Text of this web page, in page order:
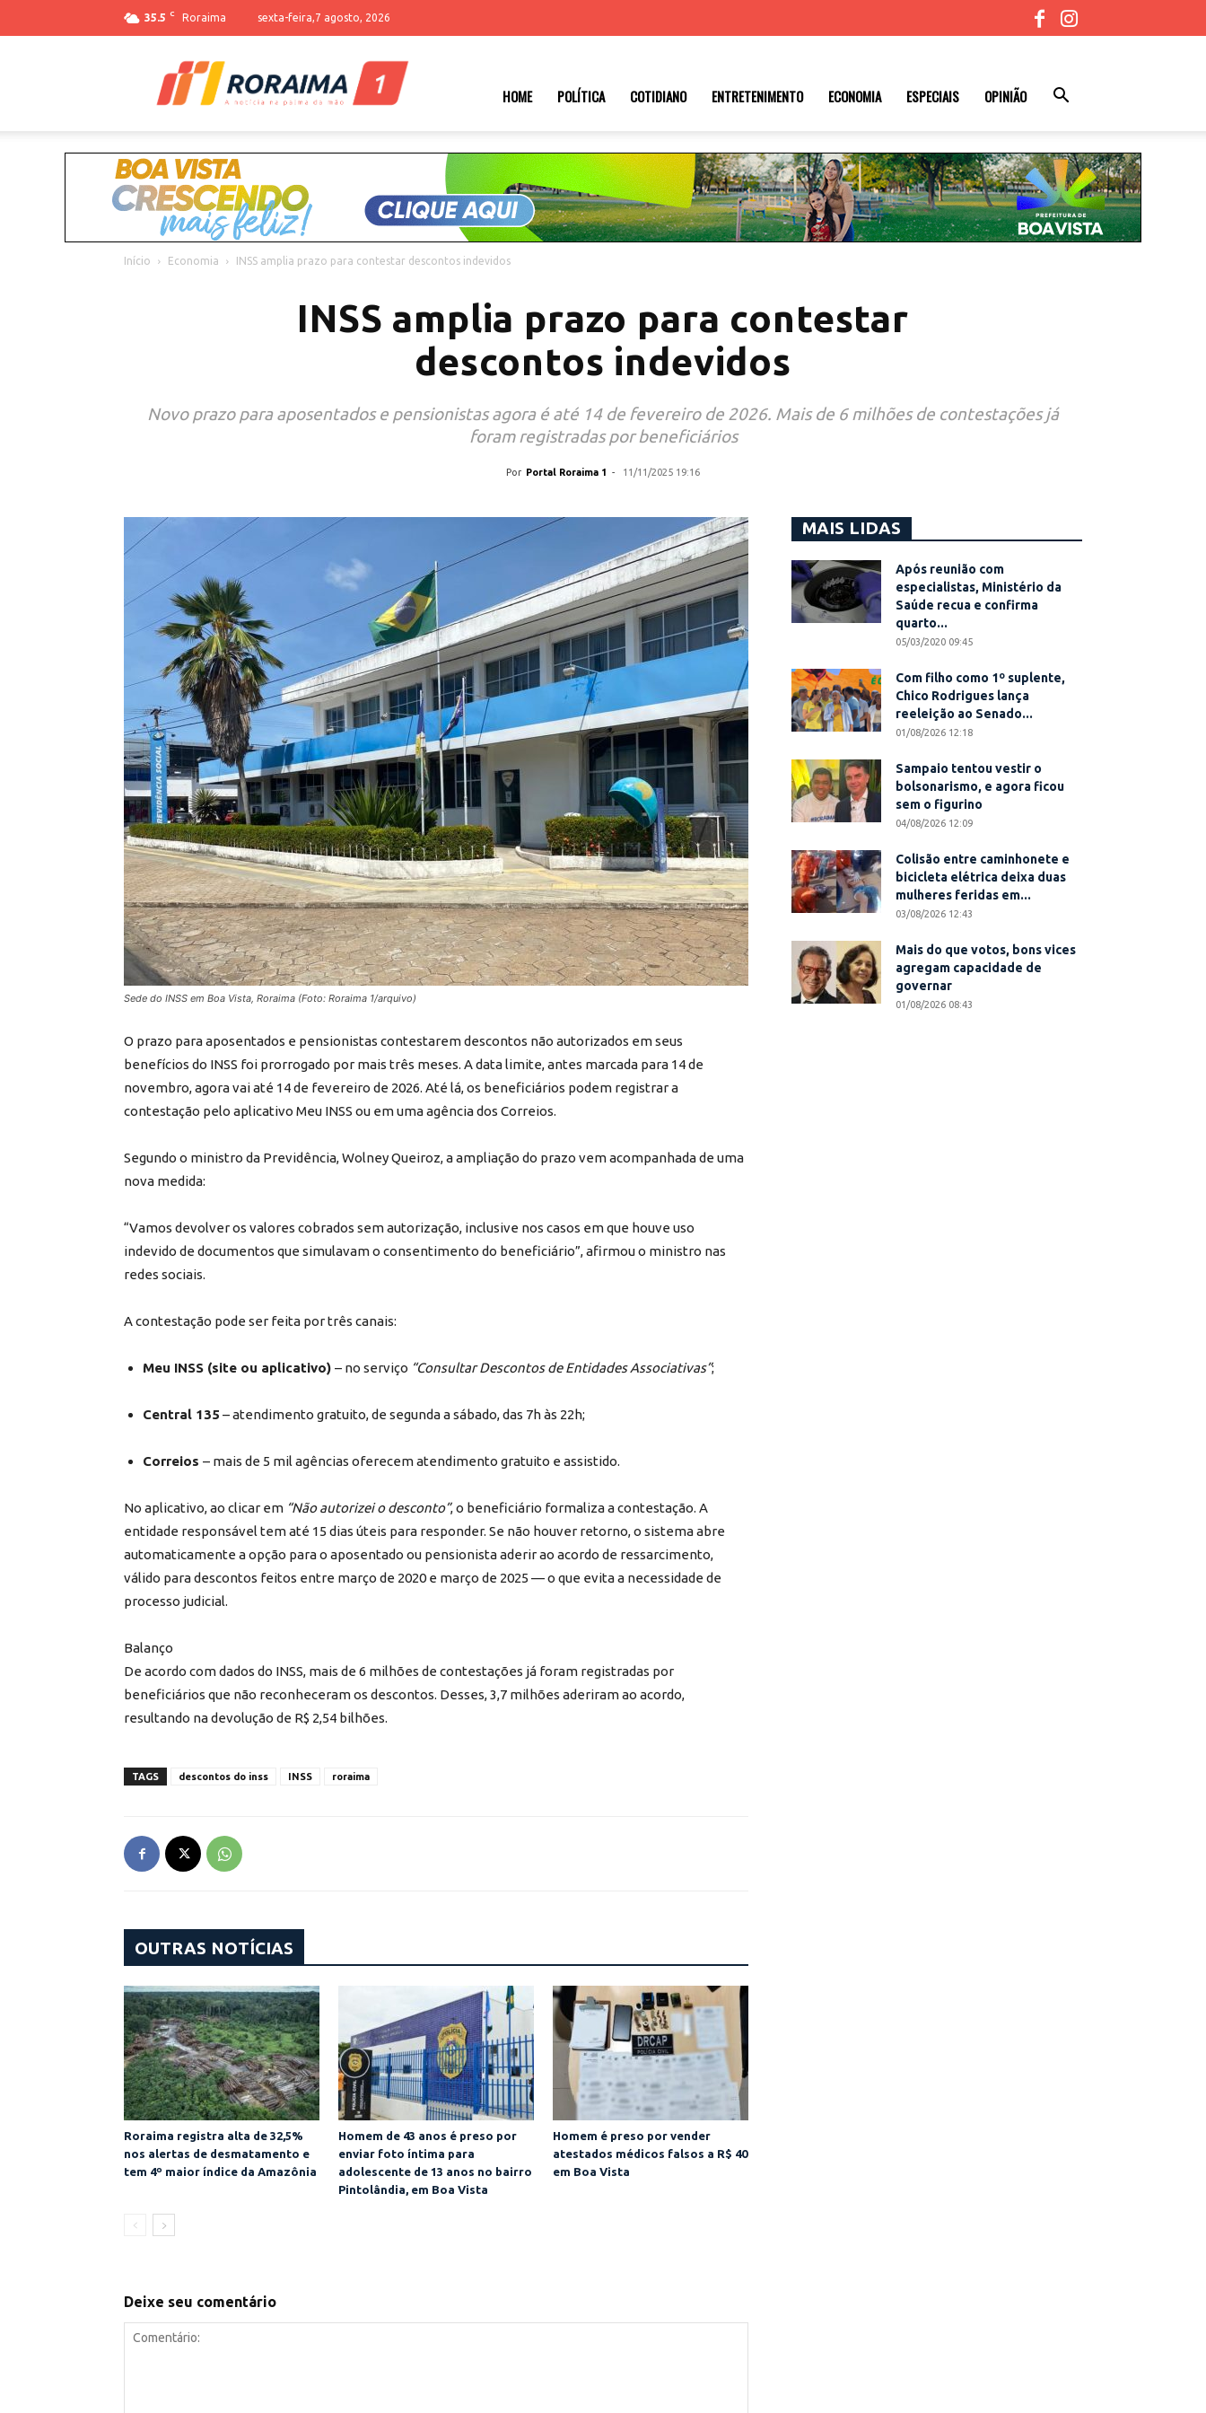
35.5 C Roraima sexta-feira,7 agosto, 2026
HOME POLÍTICA COTIDIANO ENTRETENIMENTO ECONOMIA ESPECIAIS OPINIÃO
Início Economia INSS amplia prazo para contestar descontos indevidos
INSS amplia prazo para contestar
descontos indevidos
Novo prazo para aposentados e pensionistas agora é até 14 de fevereiro de 2026. Mais de 6 milhões de contestações já
foram registradas por beneficiários
Por Portal Roraima 1 - 11/11/2025 19:16
Sede do INSS em Boa Vista, Roraima (Foto: Roraima 1/arquivo)
O prazo para aposentados e pensionistas contestarem descontos não autorizados em seus
benefícios do INSS foi prorrogado por mais três meses. A data limite, antes marcada para 14 de
novembro, agora vai até 14 de fevereiro de 2026. Até lá, os beneficiários podem registrar a
contestação pelo aplicativo Meu INSS ou em uma agência dos Correios.
Segundo o ministro da Previdência, Wolney Queiroz, a ampliação do prazo vem acompanhada de uma
nova medida:
“Vamos devolver os valores cobrados sem autorização, inclusive nos casos em que houve uso
indevido de documentos que simulavam o consentimento do beneficiário”, afirmou o ministro nas
redes sociais.
A contestação pode ser feita por três canais:
Meu INSS (site ou aplicativo) – no serviço “Consultar Descontos de Entidades Associativas”;
Central 135 – atendimento gratuito, de segunda a sábado, das 7h às 22h;
Correios – mais de 5 mil agências oferecem atendimento gratuito e assistido.
No aplicativo, ao clicar em “Não autorizei o desconto”, o beneficiário formaliza a contestação. A
entidade responsável tem até 15 dias úteis para responder. Se não houver retorno, o sistema abre
automaticamente a opção para o aposentado ou pensionista aderir ao acordo de ressarcimento,
válido para descontos feitos entre março de 2020 e março de 2025 — o que evita a necessidade de
processo judicial.
Balanço
De acordo com dados do INSS, mais de 6 milhões de contestações já foram registradas por
beneficiários que não reconheceram os descontos. Desses, 3,7 milhões aderiram ao acordo,
resultando na devolução de R$ 2,54 bilhões.
TAGS descontos do inss INSS roraima
OUTRAS NOTÍCIAS
Roraima registra alta de 32,5%
nos alertas de desmatamento e
tem 4º maior índice da Amazônia
Homem de 43 anos é preso por
enviar foto íntima para
adolescente de 13 anos no bairro
Pintolândia, em Boa Vista
Homem é preso por vender
atestados médicos falsos a R$ 40
em Boa Vista
Deixe seu comentário
MAIS LIDAS
Após reunião com
especialistas, Ministério da
Saúde recua e confirma
quarto...
05/03/2020 09:45
Com filho como 1º suplente,
Chico Rodrigues lança
reeleição ao Senado...
01/08/2026 12:18
Sampaio tentou vestir o
bolsonarismo, e agora ficou
sem o figurino
04/08/2026 12:09
Colisão entre caminhonete e
bicicleta elétrica deixa duas
mulheres feridas em...
03/08/2026 12:43
Mais do que votos, bons vices
agregam capacidade de
governar
01/08/2026 08:43